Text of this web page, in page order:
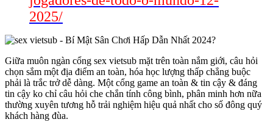
2025/
Giữa muôn ngàn cổng sex vietsub mặt trên toàn nắm giới, câu hỏi
chọn sắm một địa điểm an toàn, hóa học lượng thấp chẳng buộc
phải là trắc trở dễ dàng. Một cổng game an toàn & tin cậy & đáng
tin cậy ko chỉ câu hỏi che chắn tính công bình, phân minh hơn nữa
thường xuyên tương hỗ trải nghiệm hiệu quả nhất cho số đông quý
khách hàng đùa.